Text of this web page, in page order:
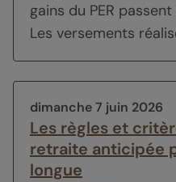
gains du PER passent
Les versements
dimanche 7 juin 2026
Les règles et
retraite anticipée
longue